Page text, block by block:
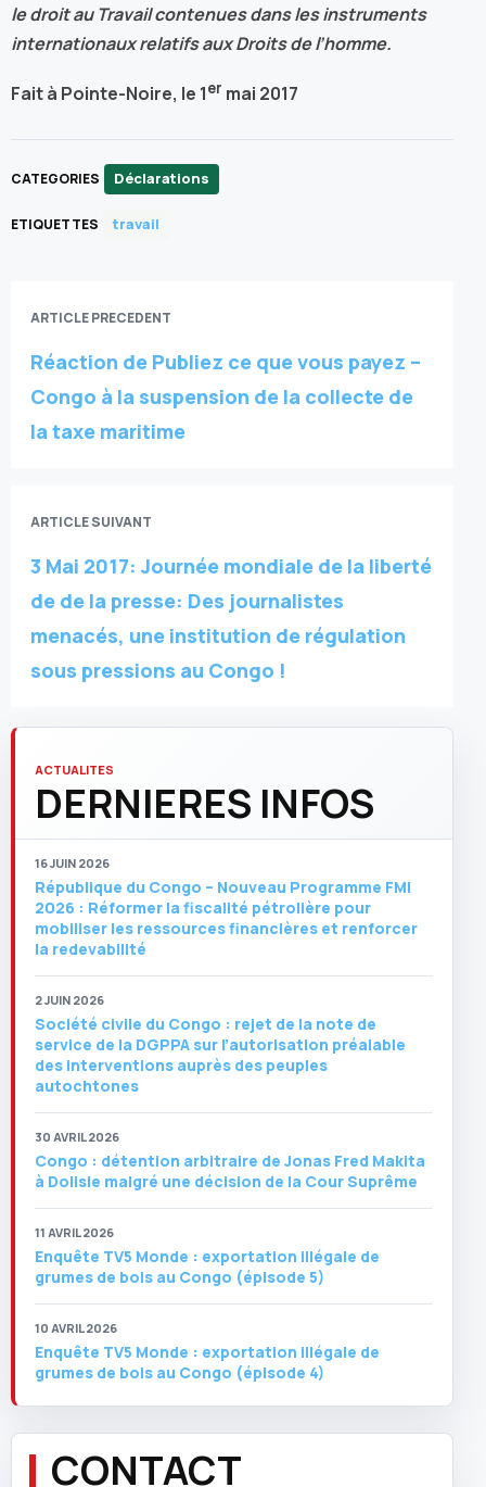
le droit au Travail contenues dans les instruments
internationaux relatifs aux Droits de l’homme.
Fait à Pointe-Noire, le 1er mai 2017
CATEGORIES Déclarations
ETIQUETTES travail
ARTICLE PRECEDENT
Réaction de Publiez ce que vous payez –
Congo à la suspension de la collecte de
la taxe maritime
ARTICLE SUIVANT
3 Mai 2017: Journée mondiale de la liberté
de de la presse: Des journalistes
menacés, une institution de régulation
sous pressions au Congo !
ACTUALITES
DERNIERES INFOS
16 JUIN 2026
République du Congo – Nouveau Programme FMI
2026 : Réformer la fiscalité pétrolière pour
mobiliser les ressources financières et renforcer
la redevabilité
2 JUIN 2026
Société civile du Congo : rejet de la note de
service de la DGPPA sur l’autorisation préalable
des interventions auprès des peuples
autochtones
30 AVRIL 2026
Congo : détention arbitraire de Jonas Fred Makita
à Dolisie malgré une décision de la Cour Suprême
11 AVRIL 2026
Enquête TV5 Monde : exportation illégale de
grumes de bois au Congo (épisode 5)
10 AVRIL 2026
Enquête TV5 Monde : exportation illégale de
grumes de bois au Congo (épisode 4)
CONTACT